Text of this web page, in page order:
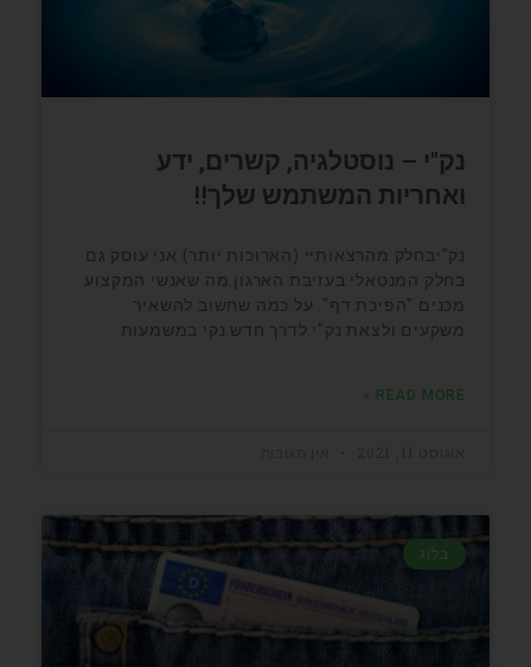
נק"י – נוסטלגיה, קשרים, ידע
ואחריות המשתמש שלך!!
נק"יבחלק מהרצאותיי (הארוכות יותר) אני עוסק גם
בחלק המנטאלי בעזיבת הארגון.מה שאנשי המקצוע
מכנים "הפיכת דף". על כמה שחשוב להשאיר
משקעים ולצאת נק"י לדרך חדש.נקי במשמעות
READ MORE »
בלוג